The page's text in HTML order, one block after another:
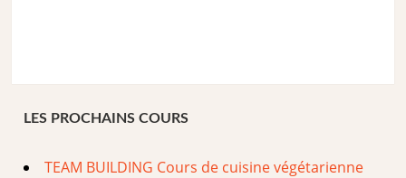
LES PROCHAINS COURS
TEAM BUILDING Cours de cuisine végétarienne